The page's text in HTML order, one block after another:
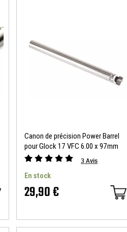
Canon de précision Power Barrel
pour Glock 17 VFC 6.00 x 97mm
Nine Ball
3Avis
En stock
29,90 €